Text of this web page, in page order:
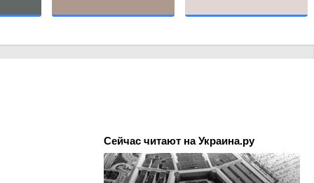
Сейчас читают на Украина.ру